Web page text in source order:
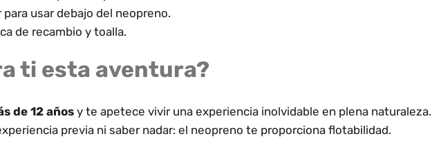
para usar debajo del neopreno.
de recambio y toalla.
ti esta aventura?
de 12 añosy te apetece vivir una experiencia inolvidable en plena naturaleza.
previa ni saber nadar: el neopreno te proporciona flotabilidad.